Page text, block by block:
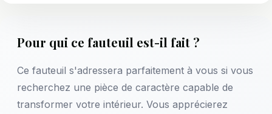
Pour qui ce fauteuil est-il fait ?
Ce fauteuil s'adressera parfaitement à vous si vous
recherchez une pièce de caractère capable de
transformer votre intérieur. Vous apprécierez